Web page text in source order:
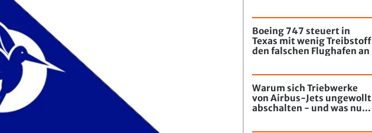
Boeing 747 steuert in
Texas mit wenig Treibstoff
den falschen Flughafen an
Warum sich Triebwerke
von Airbus-Jets ungewollt
abschalten - und was nun